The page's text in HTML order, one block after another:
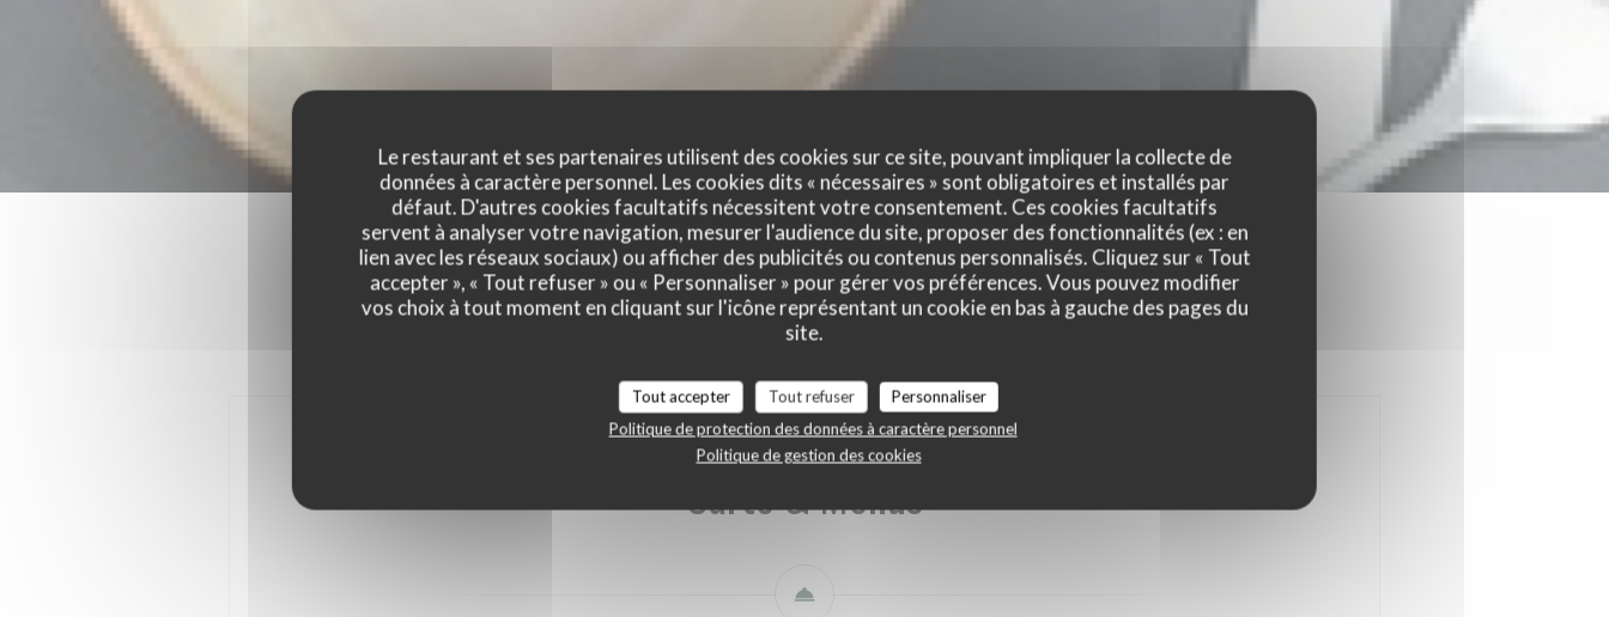
Le restaurant et ses partenaires utilisent des cookies sur ce site, pouvant impliquer la collecte de
données à caractère personnel. Les cookies dits « nécessaires » sont obligatoires et installés par
défaut. D'autres cookies facultatifs nécessitent votre consentement. Ces cookies facultatifs
servent à analyser votre navigation, mesurer l'audience du site, proposer des fonctionnalités (ex : en
lien avec les réseaux sociaux) ou afficher des publicités ou contenus personnalisés. Cliquez sur « Tout
accepter », « Tout refuser » ou « Personnaliser » pour gérer vos préférences. Vous pouvez modifier
vos choix à tout moment en cliquant sur l'icône représentant un cookie en bas à gauche des pages du
site.
Tout accepter Tout refuser
Personnaliser
Politique de protection des données à caractère personnel
Politique de gestion des cookies
Carte & Menus Carte des Boissons Carte des Vins
Carte & Menus